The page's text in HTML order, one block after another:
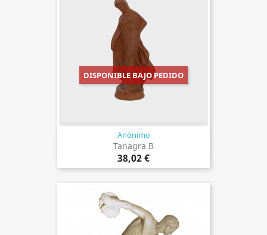
Anónimo
Tanagra B
38,02 €
DISPONIBLE BAJO PEDIDO